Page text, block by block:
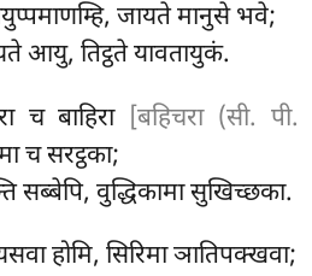
जायते मानुसे भवे;
आयु, तिट्ठते यावतायुकं.
च बाहिरा [बहिचरा (सी. पी.
च सरट्ठका;
सब्बेपि, वुद्धिकामा सुखिच्छका.
होमि, सिरिमा ञातिपक्खवा;